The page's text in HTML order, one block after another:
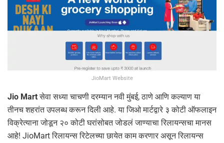
JioMart Website
Jio Martसेवा सध्या चाचणी दरम्यान नवी मुंबई, ठाणे आणि कल्याण या
तीनच शहरांत उपलब्ध करून दिली आहे. या जिओ मार्टद्वारे ३ कोटी ऑफलाइन
विक्रेत्याना जोडून २० कोटी घरांसोबत जोडलं जाण्याचा रिलायन्सचा मानस
आहे! JioMart रिलायन्स रिटेलच्या छायेत काम करणार असून रिलायन्स